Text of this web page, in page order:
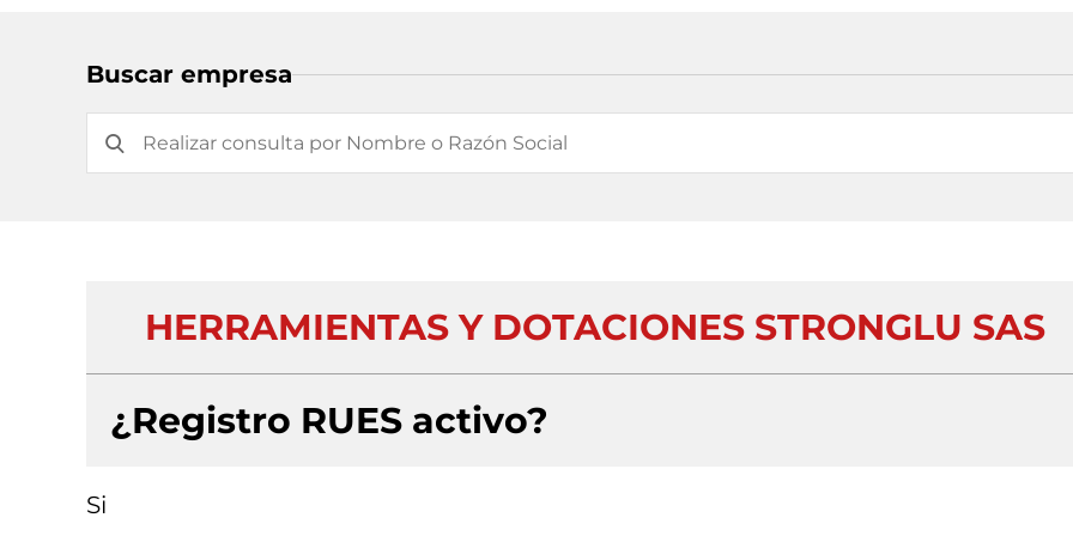
Buscar empresa
HERRAMIENTAS Y DOTACIONES STRONGLU SAS
¿Registro RUES activo?
Si